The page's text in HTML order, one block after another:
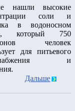
нашли высокие
соли и
в водоносном
который 750
человек
для питьевого
и
Дальше